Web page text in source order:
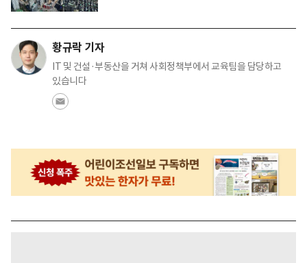
황규락 기자
IT 및 건설·부동산을 거쳐 사회정책부에서 교육팀을 담당하고
있습니다